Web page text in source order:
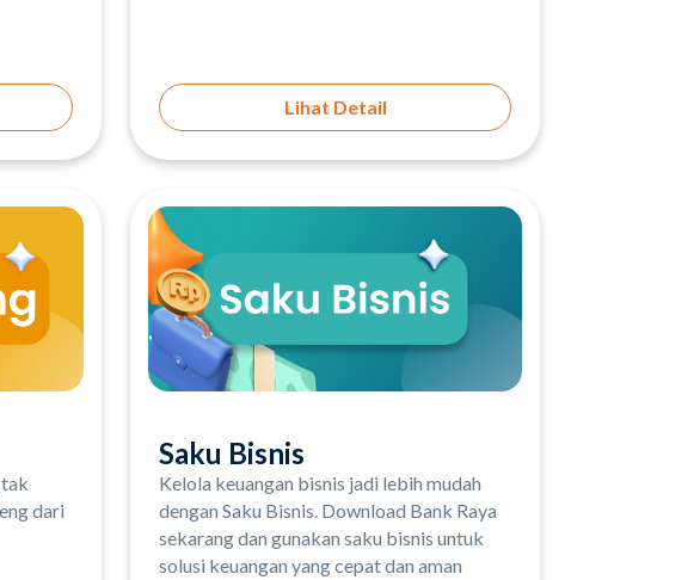
Lihat Detail
dari
Saku Bisnis
Kelola keuangan bisnis jadi lebih mudah
dengan Saku Bisnis. Download Bank Raya
sekarang dan gunakan saku bisnis untuk
solusi keuangan yang cepat dan aman